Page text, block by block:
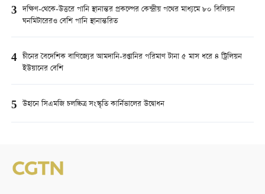
3 দক্ষিণ-থেকে-উত্তরে পানি স্থানান্তর প্রকল্পের কেন্দ্রীয় পথের মাধ্যমে ৮০ বিলিয়ন
ঘনমিটারেরও বেশি পানি স্থানান্তরিত
4 চীনের বৈদেশিক বাণিজ্যের আমদানি-রপ্তানির পরিমাণ টানা ৫ মাস ধরে ৪ ট্রিলিয়ন
ইউয়ানের বেশি
5 উহানে সিএমজি চলচ্চিত্র সংস্কৃতি কার্নিভালের উদ্বোধন